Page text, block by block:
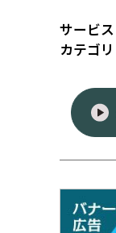
サービス
カテゴリ